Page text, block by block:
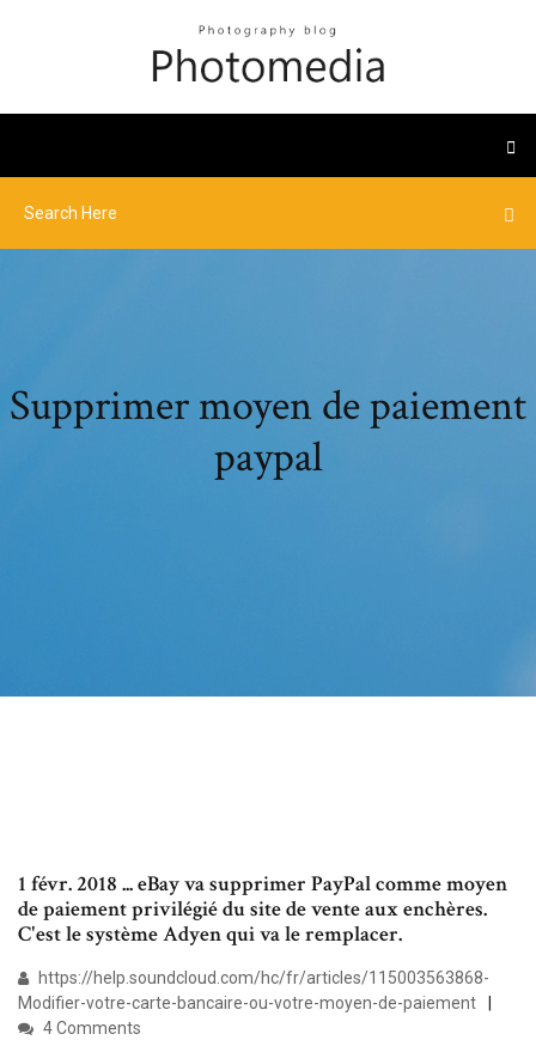
Supprimer moyen de paiement
paypal
1 févr. 2018 ... eBay va supprimer PayPal comme moyen
de paiement privilégié du site de vente aux enchères.
C'est le système Adyen qui va le remplacer.
https://help.soundcloud.com/hc/fr/articles/115003563868-
Modifier-votre-carte-bancaire-ou-votre-moyen-de-paiement
4 Comments